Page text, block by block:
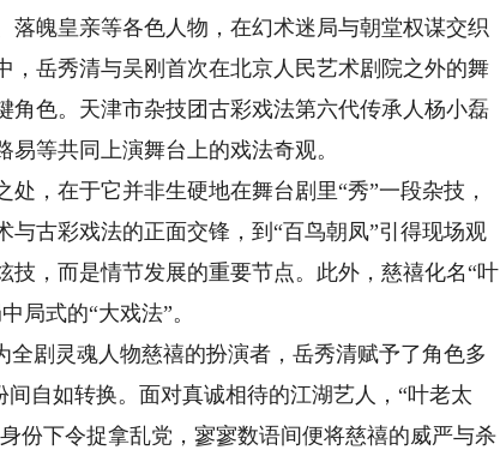
落魄皇亲等各色人物，在幻术迷局与朝堂权谋交织
，岳秀清与吴刚首次在北京人民艺术剧院之外的舞
角色。天津市杂技团古彩戏法第六代传承人杨小磊
等共同上演舞台上的戏法奇观。
在于它并非生硬地在舞台剧里“秀”一段杂技，
古彩戏法的正面交锋，到“百鸟朝凤”引得现场观
，而是情节发展的重要节点。此外，慈禧化名“叶
局式的“大戏法”。
剧灵魂人物慈禧的扮演者，岳秀清赋予了角色多
自如转换。面对真诚相待的江湖艺人，“叶老太
份下令捉拿乱党，寥寥数语间便将慈禧的威严与杀